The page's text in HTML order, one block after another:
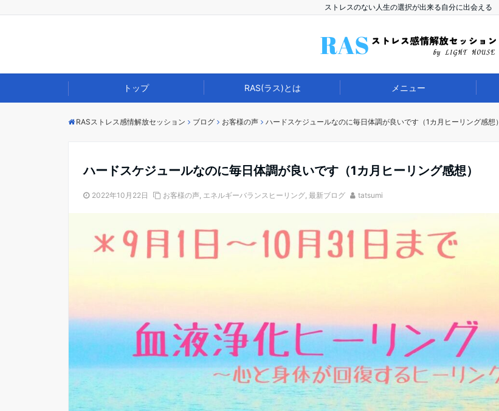
ストレスのない人生の選択が出来る自分に出会える
トップ RAS(ラス)とは メニュー
RASストレス感情解放セッション ブログ お客様の声 ハードスケジュールなのに毎日体調が良いです（1カ月ヒーリング感想）
ハードスケジュールなのに毎日体調が良いです（1カ月ヒーリング感想）
2022年10月22日 お客様の声, エネルギーバランスヒーリング, 最新ブログ tatsumi